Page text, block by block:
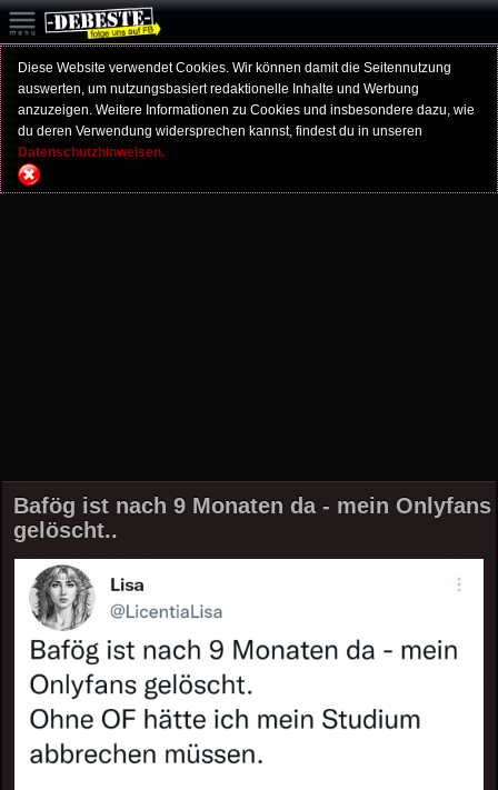
Diese Website verwendet Cookies. Wir können damit die Seitennutzung
auswerten, um nutzungsbasiert redaktionelle Inhalte und Werbung
anzuzeigen. Weitere Informationen zu Cookies und insbesondere dazu, wie
du deren Verwendung widersprechen kannst, findest du in unseren
Datenschutzhinweisen.
Bafög ist nach 9 Monaten da - mein Onlyfans
gelöscht..